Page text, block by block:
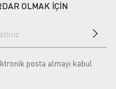
OLMAK İÇİN
posta almayı kabul